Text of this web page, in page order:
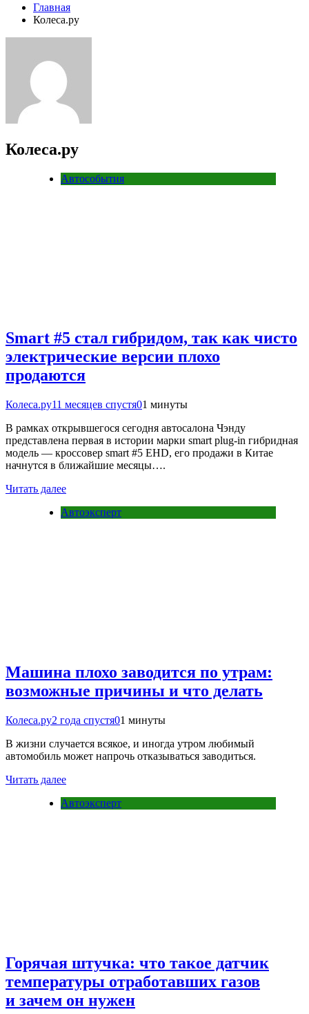
Главная
Колеса.ру
Колеса.ру
Автособытия
Smart #5 стал гибридом, так как чисто
электрические версии плохо
продаются
Колеса.ру11 месяцев спустя01 минуты
В рамках открывшегося сегодня автосалона Чэнду
представлена первая в истории марки smart plug-in гибридная
модель — кроссовер smart #5 EHD, его продажи в Китае
начнутся в ближайшие месяцы….
Читать далее
Автоэксперт
Машина плохо заводится по утрам:
возможные причины и что делать
Колеса.ру2 года спустя01 минуты
В жизни случается всякое, и иногда утром любимый
автомобиль может напрочь отказываться заводиться.
Читать далее
Автоэксперт
Горячая штучка: что такое датчик
температуры отработавших газов
и зачем он нужен